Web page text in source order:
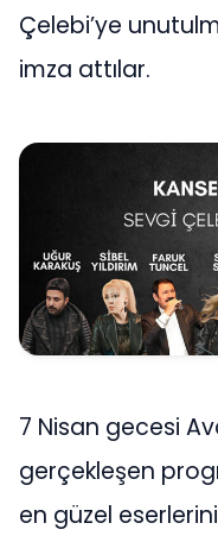
Çelebi’ye
imza attılar.
7 Nisan gecesi
gerçekleşen
en güzel